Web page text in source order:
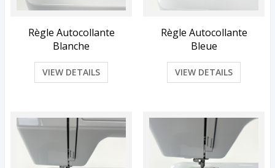
Règle Autocollante
Blanche
VIEW DETAILS
Règle Autocollante
Bleue
VIEW DETAILS